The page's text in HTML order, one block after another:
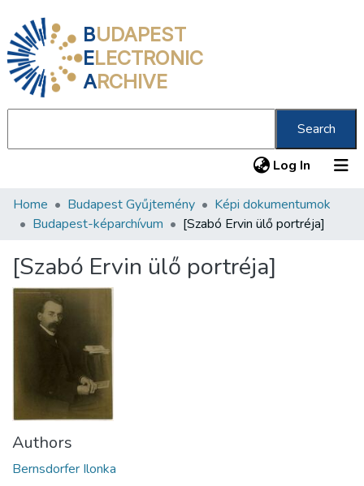
BUDAPEST
ELECTRONIC
ARCHIVE
Search
Log In (current)
Communities & Collections
Statistics
About us
Home Budapest Gyűjtemény
Képi dokumentumok
Budapest-képarchívum
[Szabó Ervin ülő portréja]
[Szabó Ervin ülő portréja]
Authors
Bernsdorfer Ilonka